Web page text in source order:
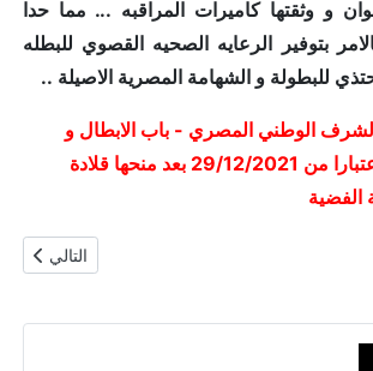
و وثقتها كاميرات المراقبه ... مما حدا
بتوفير الرعايه الصحيه القصوي للبطله
للبطولة و الشهامة المصرية الاصيلة ..
الوطني المصري - باب الابطال و
الشهداء المدنيين اعتبارا من 29/12/2021 بعد منحها قلادة
الفضية
/ محمد حسين الغراوي المقال
التالي